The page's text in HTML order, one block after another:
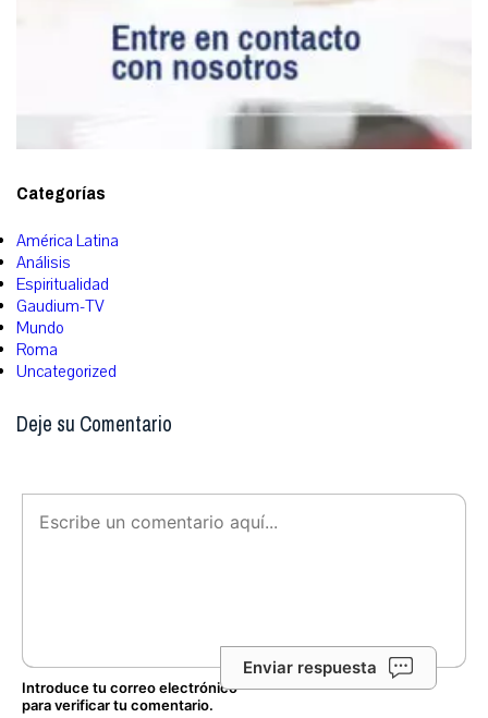
Categorías
América Latina
Análisis
Espiritualidad
Gaudium-TV
Mundo
Roma
Uncategorized
Deje su Comentario
Enviar respuesta
Introduce tu correo electrónico
para verificar tu comentario.